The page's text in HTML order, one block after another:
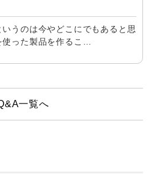
うのは今やどこにでもあると思
った製品を作るこ…
一覧へ